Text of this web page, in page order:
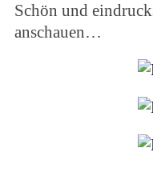
Schön und
anschauen…